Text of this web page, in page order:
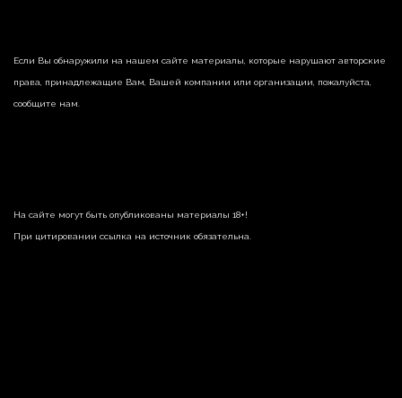
Если Вы обнаружили на нашем сайте материалы, которые нарушают авторские
права, принадлежащие Вам, Вашей компании или организации, пожалуйста,
сообщите нам.
На сайте могут быть опубликованы материалы 18+!
При цитировании ссылка на источник обязательна.